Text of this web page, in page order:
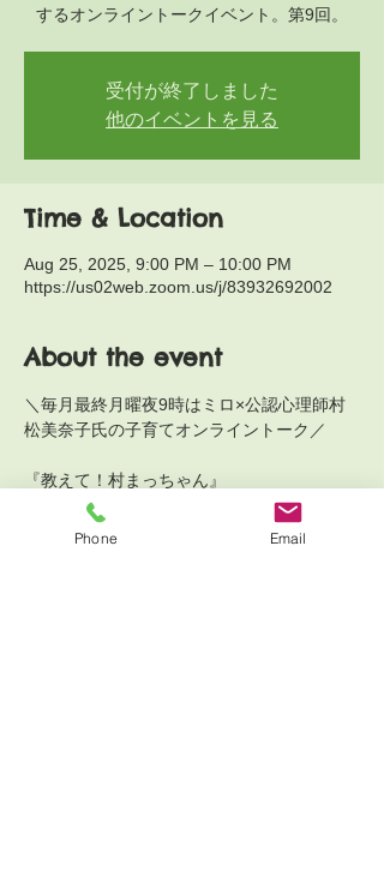
するオンライントークイベント。第9回。
受付が終了しました
他のイベントを見る
Time & Location
Aug 25, 2025, 9:00 PM – 10:00 PM
https://us02web.zoom.us/j/83932692002
About the event
＼毎月最終月曜夜9時はミロ×公認心理師村
松美奈子氏の子育てオンライントーク／
『教えて！村まっちゃん』
第9回のお知らせ
Phone Email